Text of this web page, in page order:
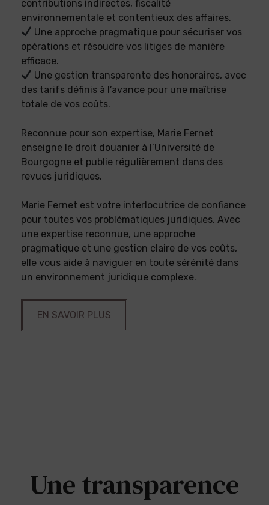
contributions indirectes, fiscalité
environnementale et contentieux des affaires.
Une approche pragmatique pour sécuriser vos
opérations et résoudre vos litiges de manière
efficace.
Une gestion transparente des honoraires, avec
des tarifs définis à l’avance pour une maîtrise
totale de vos coûts.
Reconnue pour son expertise, Marie Fernet
enseigne le droit douanier à l’Université de
Bourgogne et publie régulièrement dans des
revues juridiques.
Marie Fernet est votre interlocutrice de confiance
pour toutes vos problématiques juridiques. Avec
une expertise reconnue, une approche
pragmatique et une gestion claire de vos coûts,
elle vous aide à naviguer en toute sérénité dans
un environnement juridique complexe.
EN SAVOIR PLUS
Une transparence